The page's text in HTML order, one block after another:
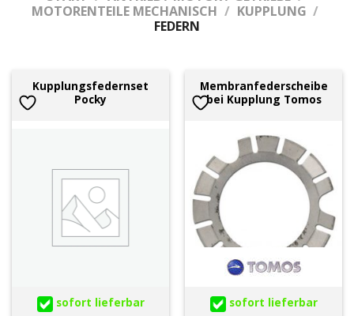
MOTORENTEILE MECHANISCH / KUPPLUNG /
FEDERN
Kupplungsfedernset
Pocky
sofort lieferbar
Membranfederscheibe
bei Kupplung Tomos
sofort lieferbar